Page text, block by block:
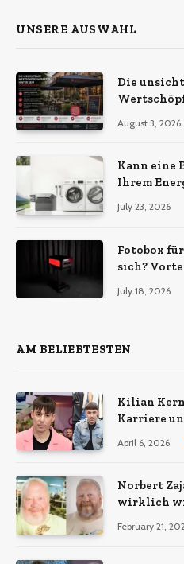
UNSERE AUSWAHL
Die
wirklich
August 3, 2026
Kann eine
Ihrem
July 23, 2026
Fotobox
sich?
July 18, 2026
AM BELIEBTESTEN
Kilian
Karriere
April 6, 2026
Norbert
wirklich
February 21,